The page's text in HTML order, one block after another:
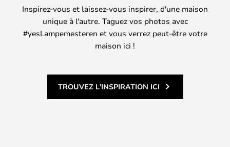
Inspirez-vous et laissez-vous inspirer, d'une maison
unique à l'autre. Taguez vos photos avec
#yesLampemesteren et vous verrez peut-être votre
maison ici !
TROUVEZ L'INSPIRATION ICI